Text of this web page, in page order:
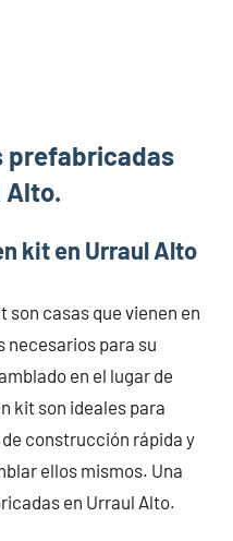
prefabricadas
Alto.
kit en Urraul Alto
casas que vienen en
necesarios para su
en el lugar de
kit son ideales para
construcción rápida y
ellos mismos. Una
en Urraul Alto.